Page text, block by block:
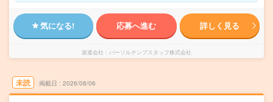
気になる! 応募へ進む 詳しく見る
派遣会社 パーソルテンプスタッフ株式会社
未読 掲載日 2026/08/06